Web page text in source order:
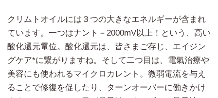
クリムトオイルには３つの大きなエネルギーが含まれ
ています。一つはナント－2000mV以上！という、高い
酸化還元電位。酸化還元は、皆さまご存じ、エイジン
グケア*に繋がりますね。そして二つ目は、電氣治療や
美容にも使われるマイクロカレント。微弱電流を与え
ることで修復を促したり、ターンオーバーに働きかけ